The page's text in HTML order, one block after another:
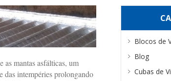
as mantas asfálticas, um
das intempéries prolongando
Blocos de
Blog
Cubas de